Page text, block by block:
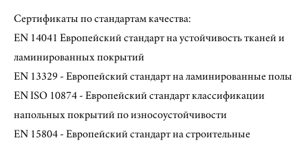
Сертификаты по стандартам качества:
EN 14041 Европейский стандарт на устойчивость тканей и
ламинированных покрытий
EN 13329 - Европейский стандарт на ламинированные полы
EN ISO 10874 - Европейский стандарт классификации
напольных покрытий по износоустойчивости
EN 15804 - Европейский стандарт на строительные